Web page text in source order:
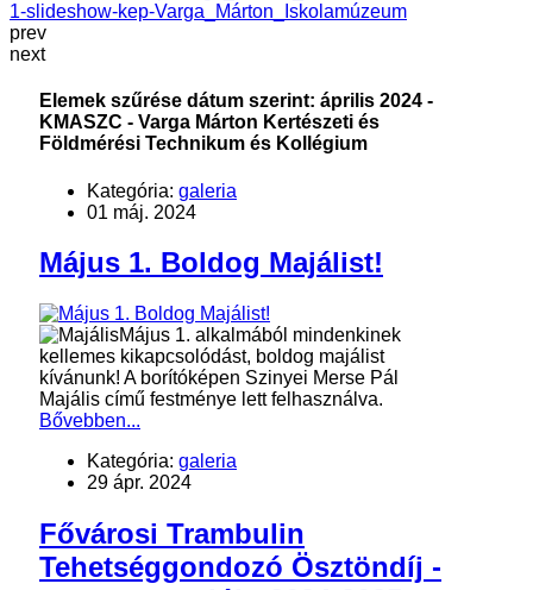
1-slideshow-kep-Varga_Márton_Iskolamúzeum
prev
next
Elemek szűrése dátum szerint: április 2024 -
KMASZC - Varga Márton Kertészeti és
Földmérési Technikum és Kollégium
Kategória: galeria
01 máj. 2024
Május 1. Boldog Majálist!
Május 1. alkalmából mindenkinek
kellemes kikapcsolódást, boldog majálist
kívánunk! A borítóképen Szinyei Merse Pál
Majális című festménye lett felhasználva.
Bővebben...
Kategória: galeria
29 ápr. 2024
Fővárosi Trambulin
Tehetséggondozó Ösztöndíj -